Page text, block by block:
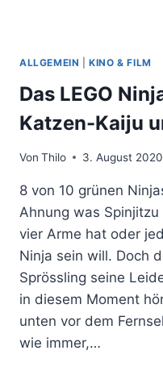
ALLGEMEIN |KINO & FILM
Das LEGO
Katzen-Kaiju
Von Thilo 3. August 2020
8 von 10 grünen
Ahnung was
vier Arme hat oder
Ninja sein will. Doch
Sprössling seine
in diesem Moment
unten vor dem
wie immer,…